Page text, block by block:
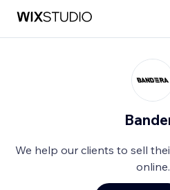
We help our clients to sell
online.